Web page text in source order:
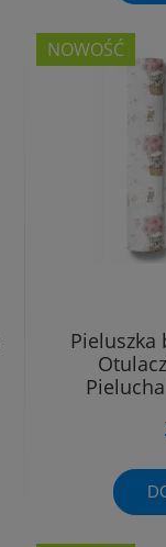
Pieluszka
NOWOŚĆ